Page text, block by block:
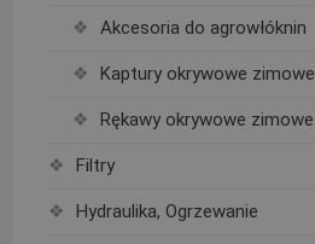
Akcesoria do agrowłóknin
Kaptury okrywowe zimowe
Rękawy okrywowe zimowe
Filtry
Hydraulika, Ogrzewanie